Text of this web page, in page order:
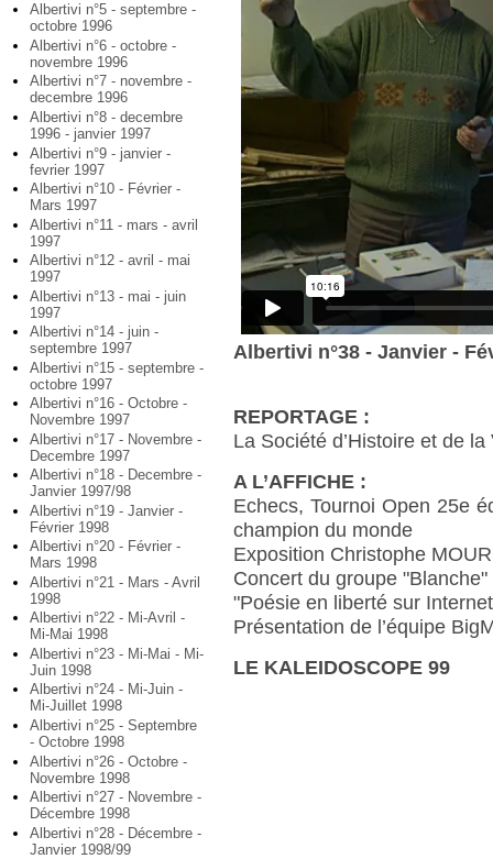
Albertivi n°5 - septembre -
octobre 1996
Albertivi n°6 - octobre -
novembre 1996
Albertivi n°7 - novembre -
decembre 1996
Albertivi n°8 - decembre
1996 - janvier 1997
Albertivi n°9 - janvier -
fevrier 1997
Albertivi n°10 - Février -
Mars 1997
Albertivi n°11 - mars - avril
1997
Albertivi n°12 - avril - mai
1997
Albertivi n°13 - mai - juin
1997
Albertivi n°14 - juin -
septembre 1997
Albertivi n°15 - septembre -
octobre 1997
Albertivi n°16 - Octobre -
Novembre 1997
Albertivi n°17 - Novembre -
Decembre 1997
Albertivi n°18 - Decembre -
Janvier 1997/98
Albertivi n°19 - Janvier -
Février 1998
Albertivi n°20 - Février -
Mars 1998
Albertivi n°21 - Mars - Avril
1998
Albertivi n°22 - Mi-Avril -
Mi-Mai 1998
Albertivi n°23 - Mi-Mai - Mi-
Juin 1998
Albertivi n°24 - Mi-Juin -
Mi-Juillet 1998
Albertivi n°25 - Septembre
- Octobre 1998
Albertivi n°26 - Octobre -
Novembre 1998
Albertivi n°27 - Novembre -
Décembre 1998
Albertivi n°28 - Décembre -
Janvier 1998/99
Albertivi n°38 - Janvier -
REPORTAGE :
La Société d’Histoire et de la
A L’AFFICHE :
Echecs, Tournoi Open 25e
champion du monde
Exposition Christophe
Concert du groupe "Blanche"
"Poésie en liberté sur
Présentation de l’équipe
LE KALEIDOSCOPE 99